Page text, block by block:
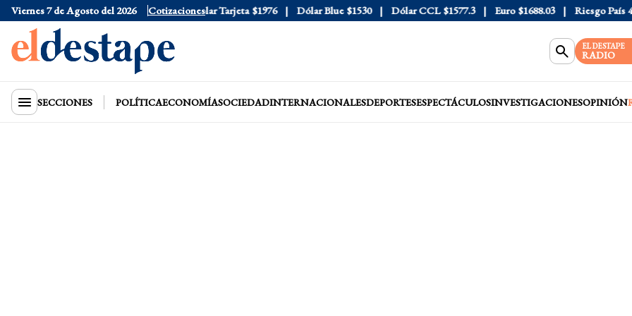
Viernes 7 de Agosto del 2026 Cotizaciones
Dólar Oficial $1520 Dólar Tarjeta $1976 Dólar Blue $1530 Dólar CCL $1577.3 Euro $1688.03 Riesgo País 408
EL DESTAPE
RADIO
SECCIONES POLÍTICAECONOMÍASOCIEDADINTERNACIONALESDEPORTESESPECTÁCULOSINVESTIGACIONESOPINIÓN